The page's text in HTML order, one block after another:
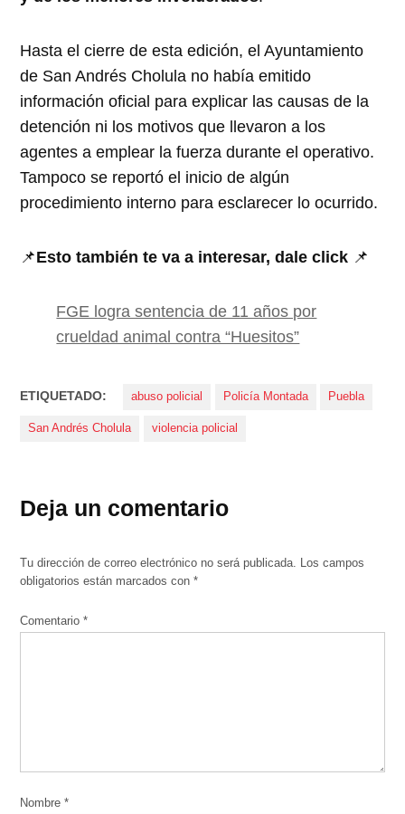
Hasta el cierre de esta edición, el Ayuntamiento
de San Andrés Cholula no había emitido
información oficial para explicar las causas de la
detención ni los motivos que llevaron a los
agentes a emplear la fuerza durante el operativo.
Tampoco se reportó el inicio de algún
procedimiento interno para esclarecer lo ocurrido.
📌Esto también te va a interesar, dale click 📌
FGE logra sentencia de 11 años por
crueldad animal contra “Huesitos”
ETIQUETADO: abuso policial Policía Montada Puebla
San Andrés Cholula violencia policial
Deja un comentario
Tu dirección de correo electrónico no será publicada. Los campos
obligatorios están marcados con*
Comentario*
Nombre*